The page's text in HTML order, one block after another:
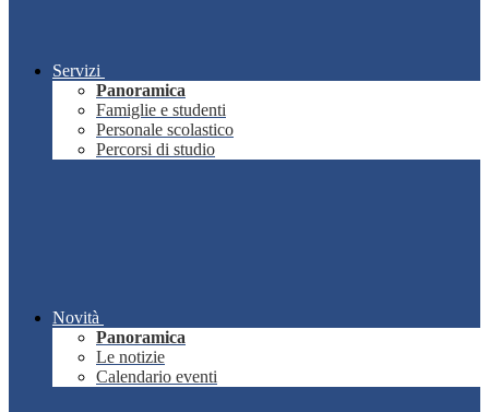
Servizi
Panoramica
Famiglie e studenti
Personale scolastico
Percorsi di studio
Novità
Panoramica
Le notizie
Calendario eventi